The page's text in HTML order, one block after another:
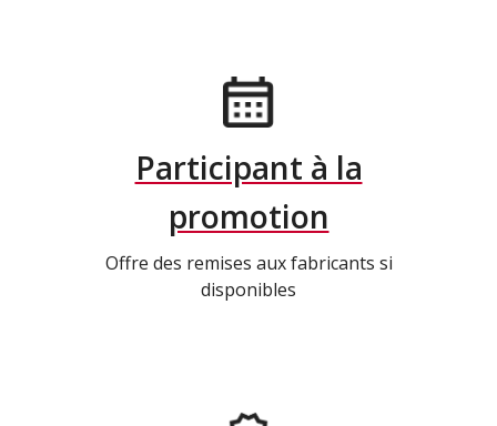
Participant à la
promotion
Offre des remises aux fabricants si
disponibles